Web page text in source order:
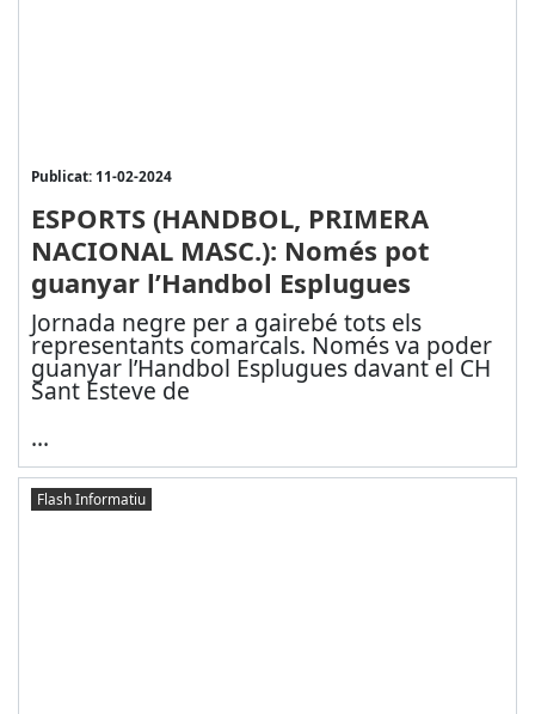
Publicat: 11-02-2024
ESPORTS (HANDBOL, PRIMERA
NACIONAL MASC.): Només pot
guanyar l’Handbol Esplugues
Jornada negre per a gairebé tots els
representants comarcals. Només va poder
guanyar l’Handbol Esplugues davant el CH
Sant Esteve de
...
Flash Informatiu